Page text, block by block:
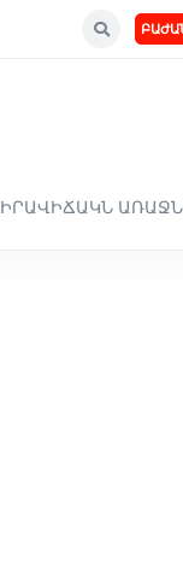
ԻՐԱՎԻՃԱԿՆ